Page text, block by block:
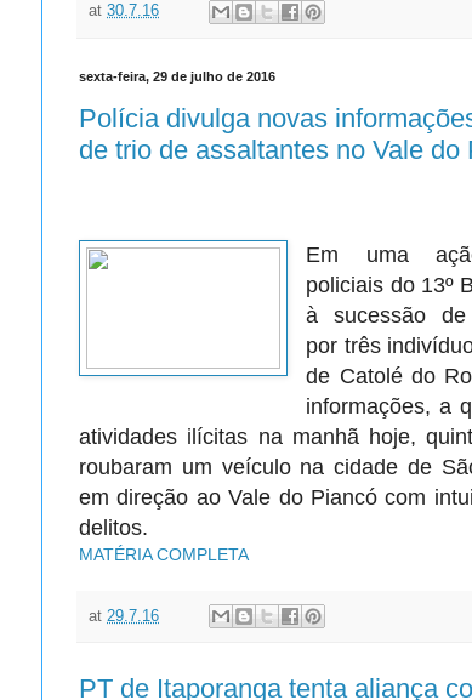
at 30.7.16
sexta-feira, 29 de julho de 2016
Polícia divulga novas
de trio de assaltantes no Vale do
Em uma
policiais do 13º
à sucessão de
por três
de Catolé do
informações, a
atividades ilícitas na manhã hoje,
roubaram um veículo na cidade de
em direção ao Vale do Piancó com
delitos.
MATÉRIA COMPLETA
at 29.7.16
PT de Itaporanga tenta aliança